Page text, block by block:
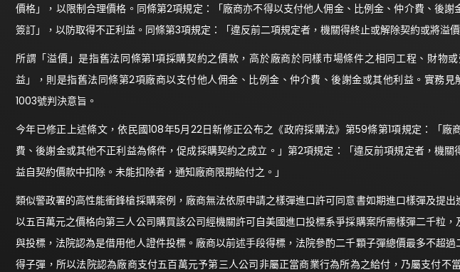
價格」，以限制合理價格。同條第2項規定：「廠商亦不得以支付他人佣金、比例金、仲介費、後謝
簽訂」，以防取得不正利益。同條第3項規定：「違反前二項規定者，機關得終止或解除契約或將溢
所謂「溢價」是指舊法同條第1項採購契約之價款，高於廠商於同樣市場條件之相同工程、財物
益」，則是指舊法同條第2項廠商以支付他人佣金、比例金、仲介費、後謝金或其他利益。實務
1003號判決意旨。
今年已修正上述條文，依民國108年5月22日新修正公布之《政府採購法》第59條第1項規定：「廠
費、後謝金或其他不正利益為條件，促成採購契約之成立。」第2項規定：「違反前項規定者，機
益自契約價款中扣除。未能扣除者，通知廠商限期給付之。」
類似警政署的高性能衝鋒槍採購案例，廠商無法依原申請之樣彈進口許可同意書如期進口樣彈及提
以五百萬元之價格向第三人公司購買該公司經機關許可自美國進口投標系爭採購案所需樣彈二千粒
與投標，法院認為是借用他人證件投標。廠商以前述手段得標，法院參酌二千顆子彈總價最多不超
得子彈，所以法院認為廠商支付五百萬元予第三人公司非屬正當商業行為所為之給付，乃屬支付不